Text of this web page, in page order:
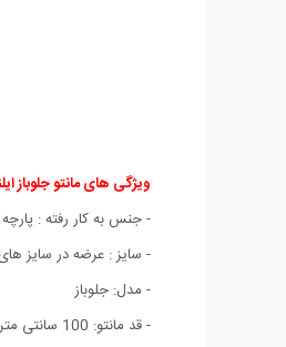
ویژگی های مانتو جلوباز
- جنس به کار رفته :
- سایز : عرضه در سایز های 38 تا
- مدل: جلوباز
- قد مانتو: 100 سانتی متر